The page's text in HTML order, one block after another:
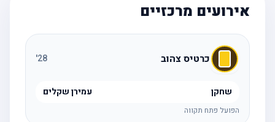
אירועים מרכזיים
כרטיס צהוב 28
'
שחקן עמירן שקלים
הפועל פתח תקווה